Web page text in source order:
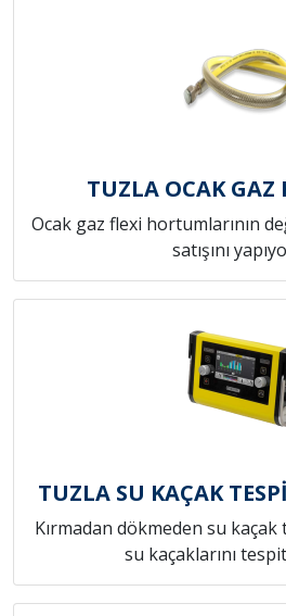
TUZLA OCAK
Ocak gaz flexi hortumlarının
satışını
TUZLA SU KAÇAK
Kırmadan dökmeden su kaçak
su kaçaklarını